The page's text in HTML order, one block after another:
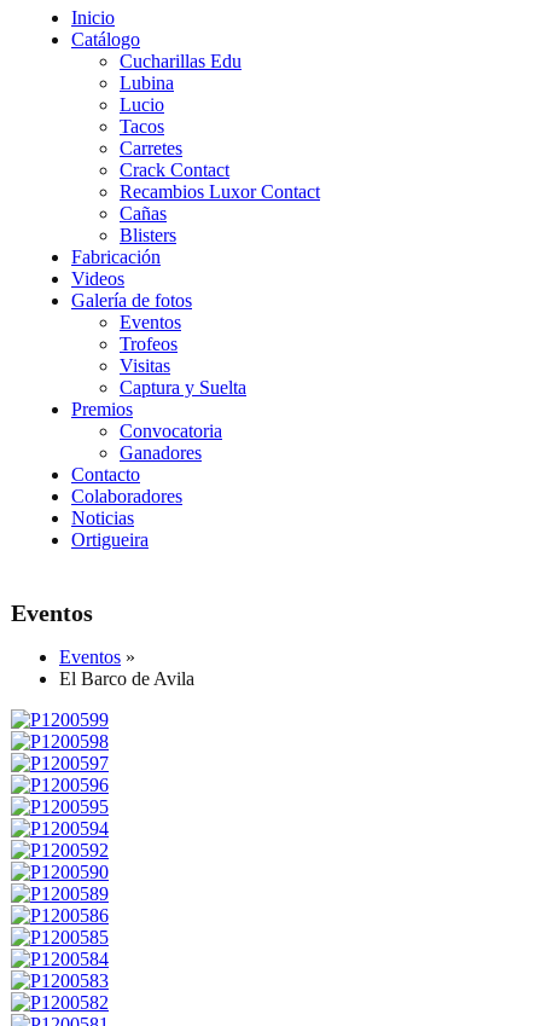
Inicio
Catálogo
Cucharillas Edu
Lubina
Lucio
Tacos
Carretes
Crack Contact
Recambios Luxor Contact
Cañas
Blisters
Fabricación
Videos
Galería de fotos
Eventos
Trofeos
Visitas
Captura y Suelta
Premios
Convocatoria
Ganadores
Contacto
Colaboradores
Noticias
Ortigueira
Eventos
Eventos »
El Barco de Avila